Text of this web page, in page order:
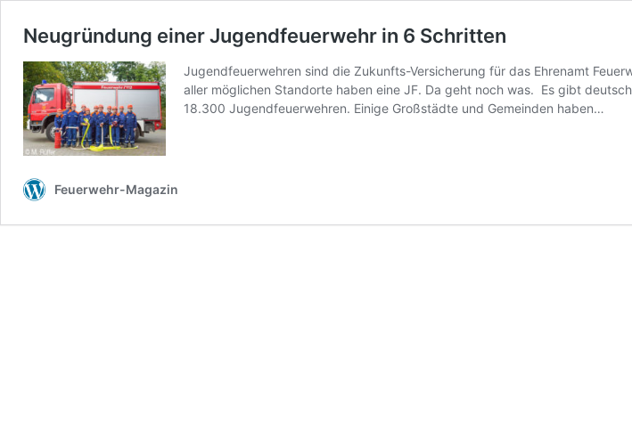
Neugründung einer Jugendfeuerwehr in 6 Schritten
Jugendfeuerwehren sind die Zukunfts-Versicherung für das Ehrenamt
aller möglichen Standorte haben eine JF. Da geht noch was. Es gibt
18.300 Jugendfeuerwehren. Einige Großstädte und Gemeinden haben…
Feuerwehr-Magazin